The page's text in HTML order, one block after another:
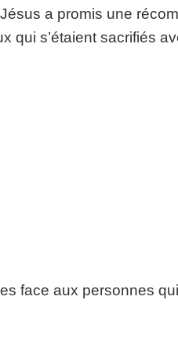
a promis une
qui s’étaient sacrifiés
face aux personnes